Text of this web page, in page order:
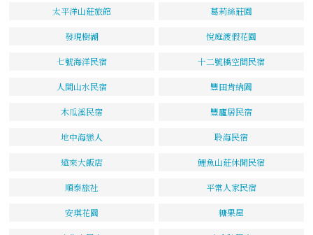
太平洋山莊旅館 葛莉絲莊園
發現樹湖 悅庭渡假花園
七號海洋民宿 十二號橋空間民宿
人間山水民宿 豐田肯納園
木瓜溪民宿 豐廬居民宿
地中海戀人 聆海民宿
遠來大飯店 鯉魚山莊休閒民宿
順泰旅社 平常人家民宿
安琪花園 糖果屋